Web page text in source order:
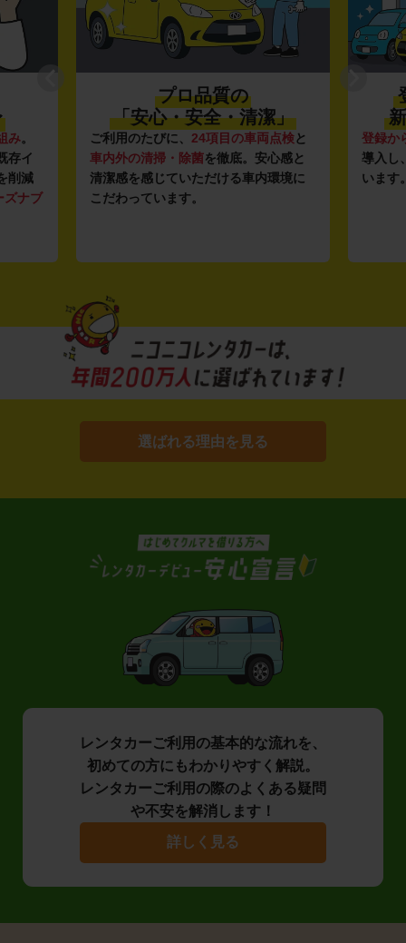
み。
存イ
削減
ズナブ
プロ品質の
「安心・安全・清潔」
ご利用のたびに、 24項目の車両点検と
車内外の清掃・除菌を徹底。安心感と
清潔感を感じていただける車内環境に
こだわっています。
登録か
導入し
います
選ばれる理由を見る
レンタカーご利用の基本的な流れを、
初めての方にもわかりやすく解説。
レンタカーご利用の際のよくある疑問
や不安を解消します！
詳しく見る